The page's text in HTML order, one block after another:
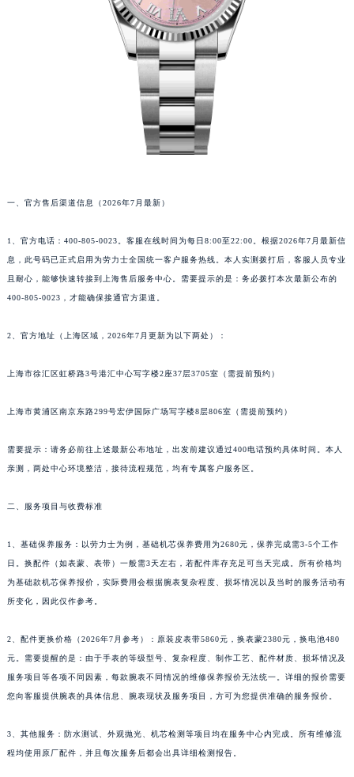
一、官方售后渠道信息（2026年7月最新）
1、官方电话：400-805-0023。客服在线时间为每日8:00至22:00。根据2026年7月最新信
息，此号码已正式启用为劳力士全国统一客户服务热线。本人实测拨打后，客服人员专业
且耐心，能够快速转接到上海售后服务中心。需要提示的是：务必拨打本次最新公布的
400-805-0023，才能确保接通官方渠道。
2、官方地址（上海区域，2026年7月更新为以下两处）：
上海市徐汇区虹桥路3号港汇中心写字楼2座37层3705室（需提前预约）
上海市黄浦区南京东路299号宏伊国际广场写字楼8层806室（需提前预约）
需要提示：请务必前往上述最新公布地址，出发前建议通过400电话预约具体时间。本人
亲测，两处中心环境整洁，接待流程规范，均有专属客户服务区。
二、服务项目与收费标准
1、基础保养服务：以劳力士为例，基础机芯保养费用为2680元，保养完成需3-5个工作
日。换配件（如表蒙、表带）一般需3天左右，若配件库存充足可当天完成。所有价格均
为基础款机芯保养报价，实际费用会根据腕表复杂程度、损坏情况以及当时的服务活动有
所变化，因此仅作参考。
2、配件更换价格（2026年7月参考）：原装皮表带5860元，换表蒙2380元，换电池480
元。需要提醒的是：由于手表的等级型号、复杂程度、制作工艺、配件材质、损坏情况及
服务项目等各项不同因素，每款腕表不同情况的维修保养报价无法统一。详细的报价需要
您向客服提供腕表的具体信息、腕表现状及服务项目，方可为您提供准确的服务报价。
3、其他服务：防水测试、外观抛光、机芯检测等项目均在服务中心内完成。所有维修流
程均使用原厂配件，并且每次服务后都会出具详细检测报告。